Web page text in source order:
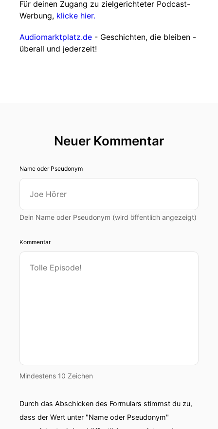
Für deinen Zugang zu zielgerichteter Podcast-
Werbung, klicke hier.
Audiomarktplatz.de - Geschichten, die bleiben -
überall und jederzeit!
Neuer Kommentar
Name oder Pseudonym
Dein Name oder Pseudonym (wird öffentlich angezeigt)
Kommentar
Mindestens 10 Zeichen
Durch das Abschicken des Formulars stimmst du zu,
dass der Wert unter "Name oder Pseudonym"